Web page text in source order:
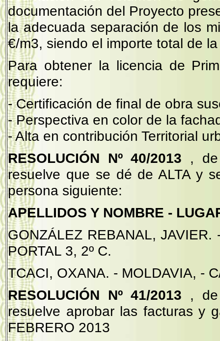
documentación del Proyecto
la adecuada separación de los
€/m3, siendo el importe total de
Para obtener la licencia de
requiere:
- Certificación de final de obra
- Perspectiva en color de la
- Alta en contribución Territorial
RESOLUCIÓN Nº 40/2013 ,
resuelve que se dé de ALTA y
persona siguiente:
APELLIDOS Y NOMBRE -
GONZÁLEZ REBANAL, JAVIER.
PORTAL 3, 2º C.
TCACI, OXANA. - MOLDAVIA, -
RESOLUCIÓN Nº 41/2013 ,
resuelve aprobar las facturas y
FEBRERO 2013